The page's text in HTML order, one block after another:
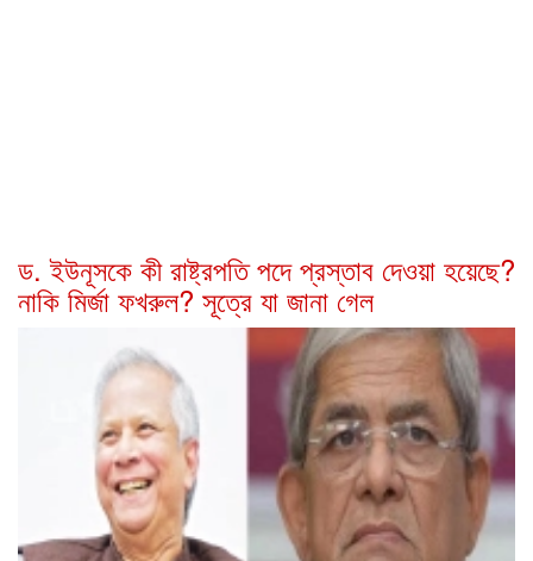
ড. ইউনূসকে কী রাষ্ট্রপতি পদে প্রস্তাব দেওয়া হয়েছে?
নাকি মির্জা ফখরুল? সূত্রে যা জানা গেল